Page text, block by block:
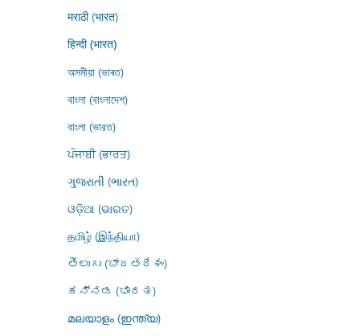
मराठी (भारत)
हिन्दी (भारत)
অসমীয়া (ভাৰত)
বাংলা (বাংলাদেশ)
বাংলা (ভারত)
ਪੰਜਾਬੀ (ਭਾਰਤ)
ગુજરાતી (ભારત)
ଓଡ଼ିଆ (ଭାରତ)
தமிழ் (இந்தியா)
తెలుగు (భారతదేశం)
ಕನ್ನಡ (ಭಾರತ)
മലയാളം (ഇന്ത്യ)